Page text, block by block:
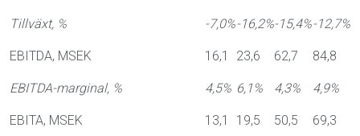
Tillväxt, % -7,0%-16,2%-15,4%-12,7%
EBITDA, MSEK 16,1 23,6 62,7 84,8
EBITDA-marginal, % 4,5% 6,1% 4,3% 4,9%
EBITA, MSEK 13,1 19,5 50,5 69,3